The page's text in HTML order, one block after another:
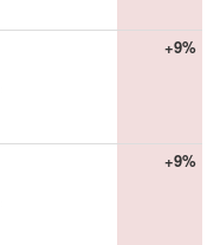
+9%
+9%